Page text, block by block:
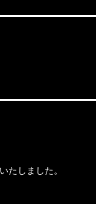
たしました。